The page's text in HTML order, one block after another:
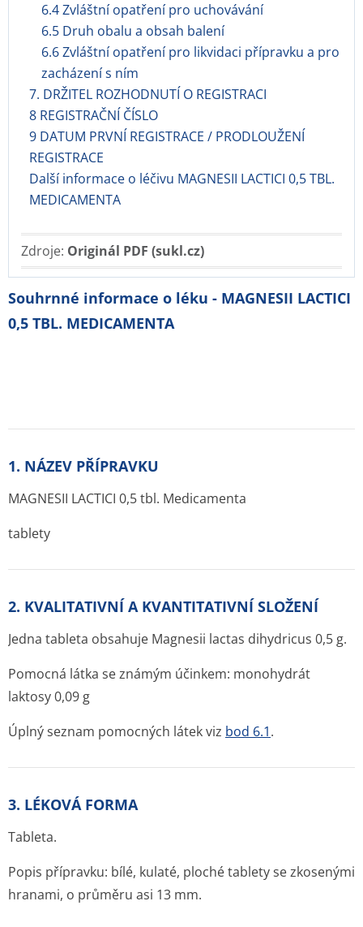
6.4 Zvláštní opatření pro uchovávání
6.5 Druh obalu a obsah balení
6.6 Zvláštní opatření pro likvidaci přípravku a pro
zacházení s ním
7. DRŽITEL ROZHODNUTÍ O REGISTRACI
8 REGISTRAČNÍ ČÍSLO
9 DATUM PRVNÍ REGISTRACE / PRODLOUŽENÍ
REGISTRACE
Další informace o léčivu MAGNESII LACTICI 0,5 TBL.
MEDICAMENTA
Zdroje: Originál PDF (sukl.cz)
Souhrnné informace o léku - MAGNESII LACTICI
0,5 TBL. MEDICAMENTA
1. NÁZEV PŘÍPRAVKU
MAGNESII LACTICI 0,5 tbl. Medicamenta
tablety
2. KVALITATIVNÍ A KVANTITATIVNÍ SLOŽENÍ
Jedna tableta obsahuje Magnesii lactas dihydricus 0,5 g.
Pomocná látka se známým účinkem: monohydrát
laktosy 0,09 g
Úplný seznam pomocných látek viz bod 6.1.
3. LÉKOVÁ FORMA
Tableta.
Popis přípravku: bílé, kulaté, ploché tablety se zkosenými
hranami, o průměru asi 13 mm.